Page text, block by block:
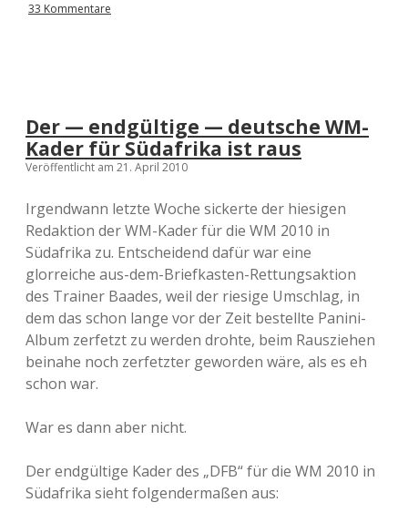
33 Kommentare
Der — endgültige — deutsche WM-
Kader für Südafrika ist raus
Veröffentlicht am 21. April 2010
Irgendwann letzte Woche sickerte der hiesigen
Redaktion der WM-Kader für die WM 2010 in
Südafrika zu. Entscheidend dafür war eine
glorreiche aus-dem-Briefkasten-Rettungsaktion
des Trainer Baades, weil der riesige Umschlag, in
dem das schon lange vor der Zeit bestellte Panini-
Album zerfetzt zu werden drohte, beim Rausziehen
beinahe noch zerfetzter geworden wäre, als es eh
schon war.
War es dann aber nicht.
Der endgültige Kader des „DFB“ für die WM 2010 in
Südafrika sieht folgendermaßen aus: